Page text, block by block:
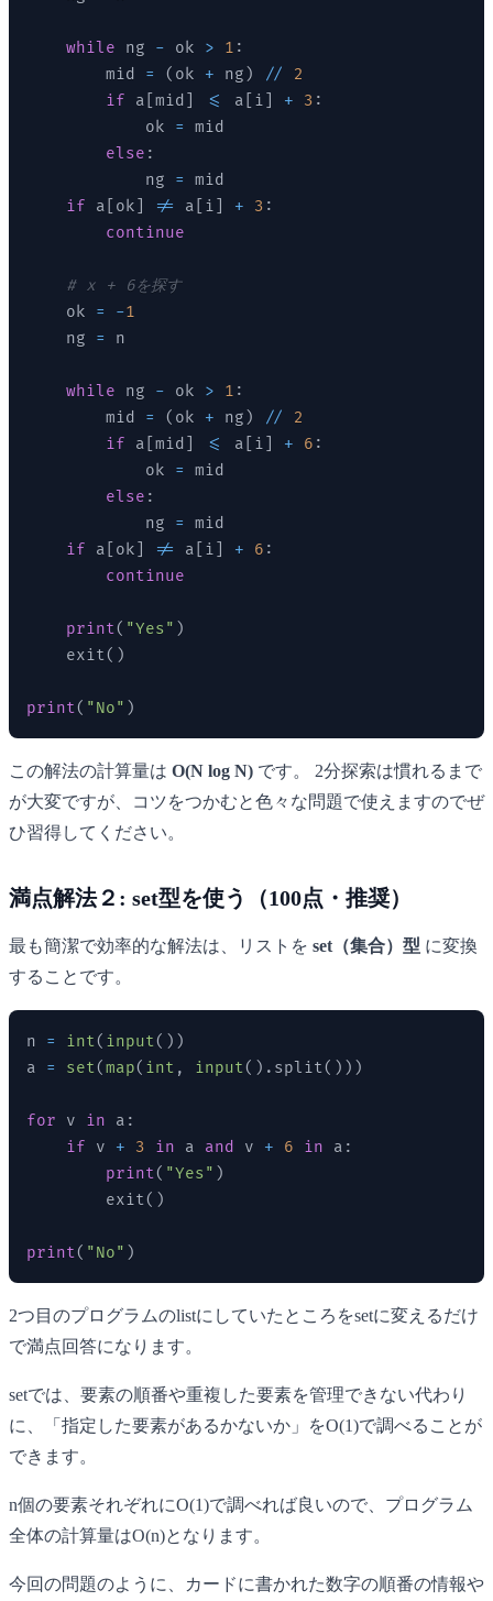
while ng - ok > 1 :
        mid
= ( ok + ng ) //
2
if a mid <= a i + 3 :
            ok
=
mid
else :
            ng
=
mid
if a ok != a i + 3 :
continue
# x + 6を探す
    ok
= -1
    ng
= n
while ng - ok > 1 :
        mid
= ( ok + ng ) //
2
if a mid <= a i + 6 :
            ok
=
mid
else :
            ng
=
mid
if a ok != a i + 6 :
continue
print( "Yes" )
    exit
( )
print( "No" )
この解法の計算量は O(N log N) です。 2分探索は慣れるまで
が大変ですが、コツをつかむと色々な問題で使えますのでぜ
ひ習得してください。
満点解法２: set型を使う（100点・推奨）
最も簡潔で効率的な解法は、リストを set（集合）型 に変換
することです。
n = int( input( ) )
a = set(map( int , input( ) . split( ) ) )
for v in a :
if v + 3 in a and v + 6 in a :
print( "Yes" )
        exit
( )
print( "No" )
2つ目のプログラムのlistにしていたところをsetに変えるだけ
で満点回答になります。
setでは、要素の順番や重複した要素を管理できない代わり
に、「指定した要素があるかないか」をO(1)で調べることが
できます。
n個の要素それぞれにO(1)で調べれば良いので、プログラム
全体の計算量はO(n)となります。
今回の問題のように、カードに書かれた数字の順番の情報や